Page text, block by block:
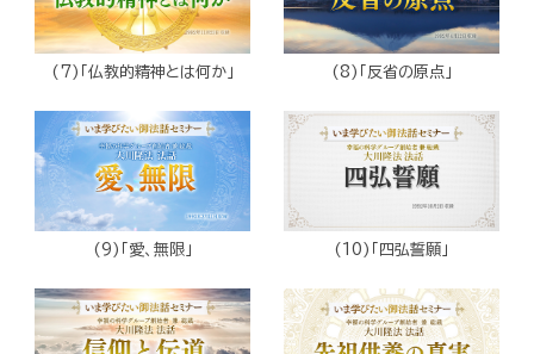
(7)「仏教的精神とは何か」 (8)「反省の原点」
(9)「愛、無限」 (10)「四弘誓願」